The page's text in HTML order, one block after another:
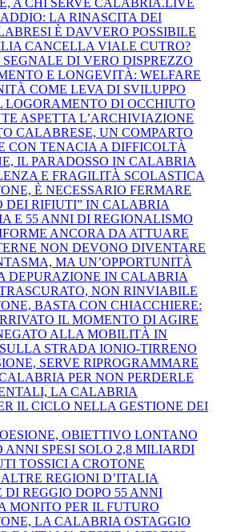
A CHI SERVE CALABRIA.LIVE
LA RINASCITA DEI
È DAVVERO POSSIBILE
CANCELLA VIALE CUTRO?
DI VERO DISPREZZO
E LONGEVITÀ: WELFARE
COME LEVA DI SVILUPPO
DI OCCHIUTO
ASPETTA L’ARCHIVIAZIONE
CALABRESE, UN COMPARTO
CON TENACIA A DIFFICOLTÀ
IL PARADOSSO IN CALABRIA
E FRAGILITÀ SCOLASTICA
È NECESSARIO FERMARE
DEI RIFIUTI” IN CALABRIA
E 55 ANNI DI REGIONALISMO
ANCORA DA ATTUARE
NON DEVONO DIVENTARE
MA UN’OPPORTUNITÀ
DEPURAZIONE IN CALABRIA
NON RINVIABILE
BASTA CON CHIACCHIERE:
IL MOMENTO DI AGIRE
ALLA MOBILITÀ IN
STRADA IONIO-TIRRENO
SERVE RIPROGRAMMARE
PER NON PERDERLE
LA CALABRIA
IL CICLO NELLA GESTIONE DEI
OBIETTIVO LONTANO
ANNI SPESI SOLO 2,8 MILIARDI
TOSSICI A CROTONE
REGIONI D’ITALIA
REGGIO DOPO 55 ANNI
MONITO PER IL FUTURO
LA CALABRIA OSTAGGIO